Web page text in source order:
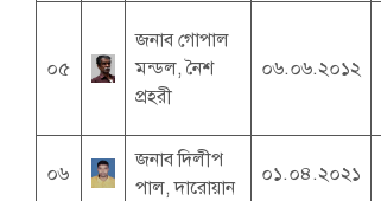
০৫
জনাব গোপাল
মন্ডল, নৈশ
প্রহরী
০৬.০৬.২০১২
০৬
জনাব দিলীপ
পাল, দারোয়ান
০১.০৪.২০২১